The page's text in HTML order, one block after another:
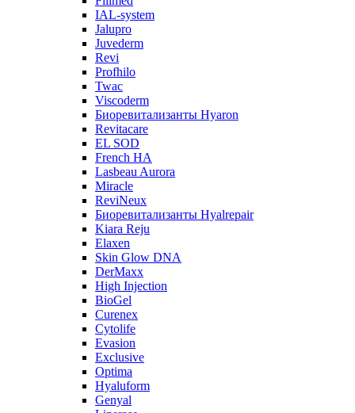
IAL-system
Jalupro
Juvederm
Revi
Profhilo
Twac
Viscoderm
Биоревитализанты Hyaron
Revitacare
EL SOD
French HA
Lasbeau Aurora
Miracle
ReviNeux
Биоревитализанты Hyalrepair
Kiara Reju
Elaxen
Skin Glow DNA
DerMaxx
High Injection
BioGel
Curenex
Cytolife
Evasion
Exclusive
Optima
Hyaluform
Genyal